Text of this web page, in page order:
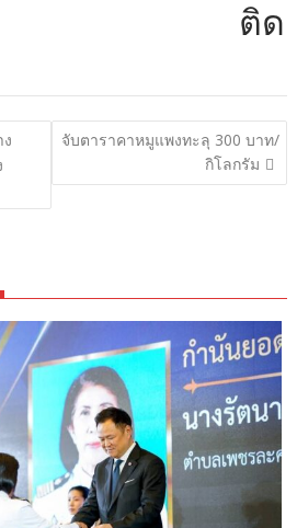
ติดต่อ
จับตาราคาหมูแพงทะลุ 300 บาท/
กิโลกรัม